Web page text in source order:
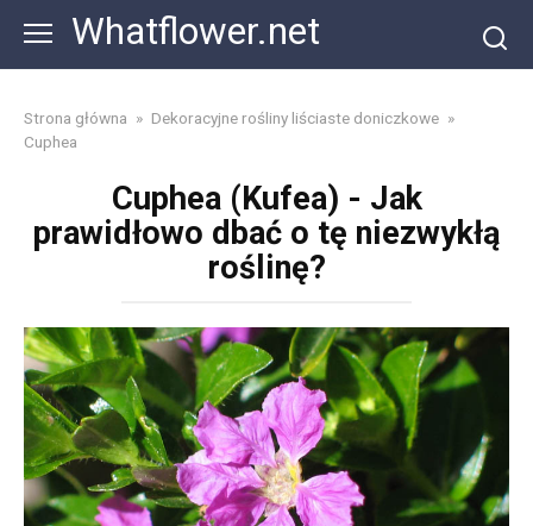
content
Whatflower.net
Strona główna » Dekoracyjne rośliny liściaste doniczkowe »
Cuphea
Cuphea (Kufea) - Jak
prawidłowo dbać o tę niezwykłą
roślinę?